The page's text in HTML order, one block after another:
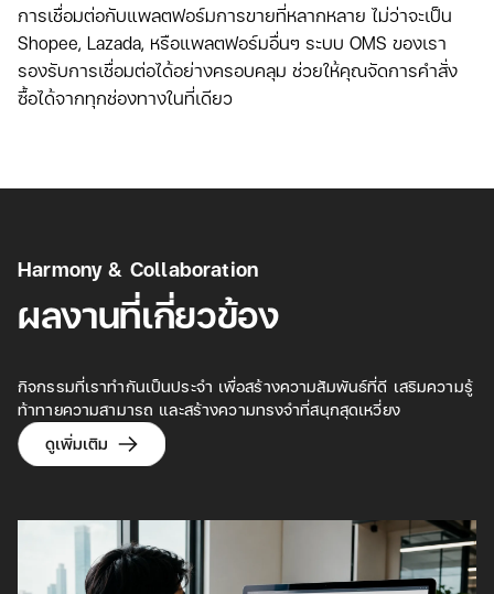
การเชื่อมต่อกับแพลตฟอร์มการขายที่หลากหลาย ไม่ว่าจะเป็น
Shopee, Lazada, หรือแพลตฟอร์มอื่นๆ ระบบ OMS ของเรา
รองรับการเชื่อมต่อได้อย่างครอบคลุม ช่วยให้คุณจัดการคำสั่ง
ซื้อได้จากทุกช่องทางในที่เดียว
Harmony & Collaboration
ผลงานที่เกี่ยวข้อง
กิจกรรมที่เราทำกันเป็นประจำ เพื่อสร้างความสัมพันธ์ที่ดี เสริมความรู้
ท้าทายความสามารถ และสร้างความทรงจำที่สนุกสุดเหวี่ยง
ดูเพิ่มเติม